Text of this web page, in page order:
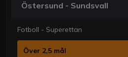
Östersund - Sundsvall
Fotboll - Superettan
Över 2,5 mål